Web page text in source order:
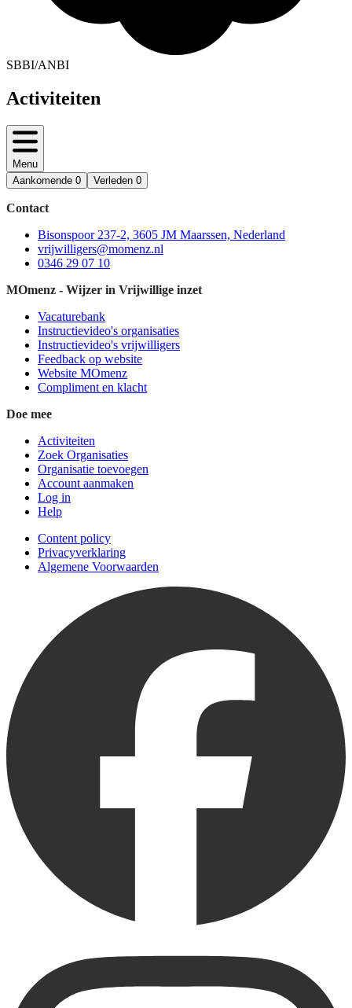
SBBI/ANBI
Activiteiten
Menu
Aankomende 0 Verleden 0
Contact
Bisonspoor 237-2, 3605 JM Maarssen, Nederland
vrijwilligers@momenz.nl
0346 29 07 10
MOmenz - Wijzer in Vrijwillige inzet
Vacaturebank
Instructievideo's organisaties
Instructievideo's vrijwilligers
Feedback op website
Website MOmenz
Compliment en klacht
Doe mee
Activiteiten
Zoek Organisaties
Organisatie toevoegen
Account aanmaken
Log in
Help
Content policy
Privacyverklaring
Algemene Voorwaarden